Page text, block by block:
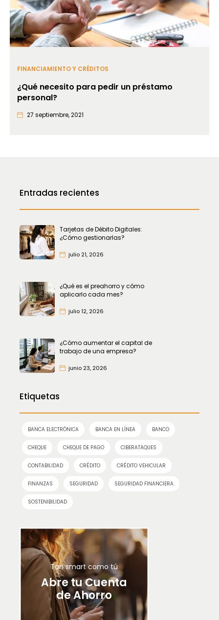
Entradas recientes
Tarjetas de Débito Digitales:
¿Cómo gestionarlas?
julio 21, 2026
¿Qué es el preahorro y cómo
aplicarlo cada mes?
julio 12, 2026
¿Cómo aumentar el capital de
trabajo de una empresa?
junio 23, 2026
Etiquetas
BANCA ELECTRÓNICA BANCA EN LÍNEA BANCO
CHEQUE CHEQUE DE PAGO CIBERATAQUES
CONTABILIDAD CRÉDITO CRÉDITO VEHICULAR
FINANZAS SEGURIDAD SEGURIDAD FINANCIERA
SOSTENIBILIDAD
Tan smart como tú
Abre tu Cuenta
de Ahorro
FINANCIAMIENTO Y CRÉDITOS
¿Qué necesito para pedir un préstamo
personal?
27 septiembre, 2021